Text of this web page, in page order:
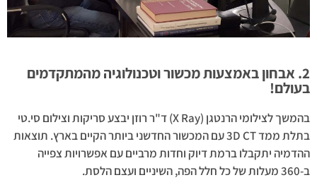
2. אבחון באמצעות מכשור וטכנולוגיה מהמתקדמים
בעולם!
בהמשך לצילומי הרנטגן (X Ray) ד"ר רוזן יבצע סריקות וצילום סי.טי
בתלת ממד 3D CT עם המכשור החדשני ביותר הקיים בארץ. תוצאות
ההדמיה יתקבלו ברמת דיוק וחדות מרביים עם אפשרויות צפייה
ב-360 מעלות של כל חלל הפה, השיניים ועצם הלסת.